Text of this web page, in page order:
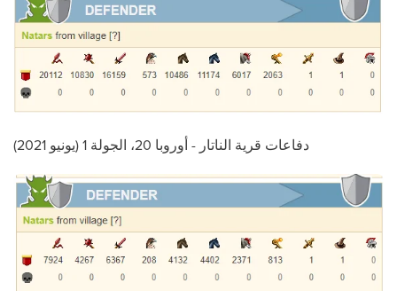
دفاعات قرية الناتار - أوروبا 20، الجولة 1 (يونيو 2021)